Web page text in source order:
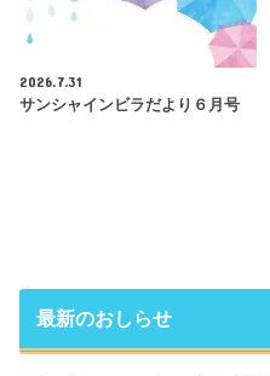
2026.7.31
サンシャインビラだより６月号
最新のおしらせ